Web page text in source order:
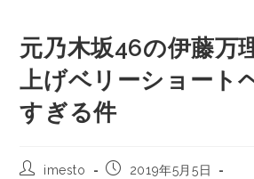
元乃木坂46の伊藤万
上げベリーショート
すぎる件
imesto
2019年5月5日